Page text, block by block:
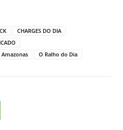
CHARGES DO DIA
O Ralho do Dia